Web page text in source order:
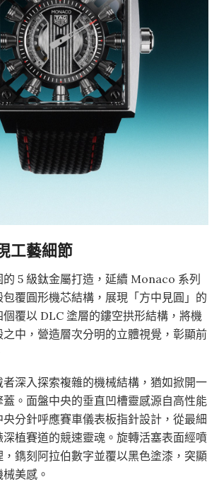
工藝細節
的 5 級鈦金屬打造，延續 Monaco 系列
覆圓形機芯結構，展現「方中見圓」的
覆以 DLC 塗層的鏤空拱形結構，將機
中，營造層次分明的立體視覺，彰顯前
深入探索複雜的機械結構，猶如掀開一
。面盤中央的垂直凹槽靈感源自高性能
分針呼應賽車儀表板指針設計，從最細
植賽道的競速靈魂。旋轉活塞表面經噴
鐫刻阿拉伯數字並覆以黑色塗漆，突顯
美感。